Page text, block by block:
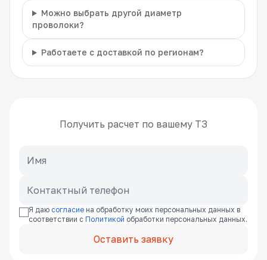
Можно выбрать другой диаметр
проволоки?
Работаете с доставкой по регионам?
Получить расчет по вашему ТЗ
Я даю согласие на обработку моих персональных данных в
соответствии с Политикой обработки персональных данных.
Оставить заявку